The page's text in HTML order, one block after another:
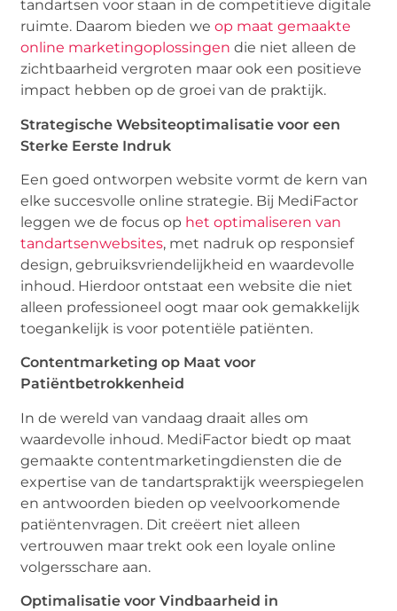
tandartsen voor staan in de competitieve digitale
ruimte. Daarom bieden weop maat gemaakte
online marketingoplossingen die niet alleen de
zichtbaarheid vergroten maar ook een positieve
impact hebben op de groei van de praktijk.
Strategische Websiteoptimalisatie voor een
Sterke Eerste Indruk
Een goed ontworpen website vormt de kern van
elke succesvolle online strategie. Bij MediFactor
leggen we de focus op het optimaliseren van
tandartsenwebsites, met nadruk op responsief
design, gebruiksvriendelijkheid en waardevolle
inhoud. Hierdoor ontstaat een website die niet
alleen professioneel oogt maar ook gemakkelijk
toegankelijk is voor potentiële patiënten.
Contentmarketing op Maat voor
Patiëntbetrokkenheid
In de wereld van vandaag draait alles om
waardevolle inhoud. MediFactor biedt op maat
gemaakte contentmarketingdiensten die de
expertise van de tandartspraktijk weerspiegelen
en antwoorden bieden op veelvoorkomende
patiëntenvragen. Dit creëert niet alleen
vertrouwen maar trekt ook een loyale online
volgersschare aan.
Optimalisatie voor Vindbaarheid in